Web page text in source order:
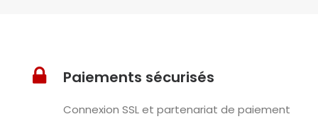
Paiements sécurisés
Connexion SSL et partenariat de paiement